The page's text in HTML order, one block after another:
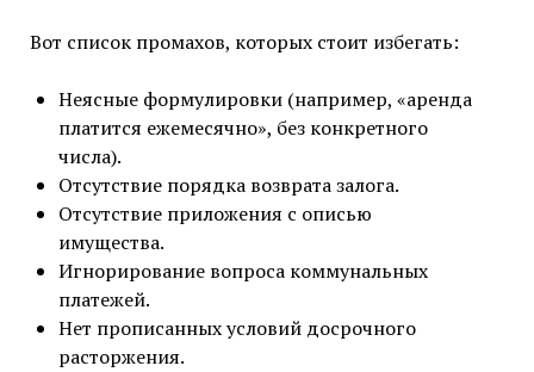
Вот список промахов, которых стоит избегать:
Неясные формулировки (например, «аренда
платится ежемесячно», без конкретного
числа).
Отсутствие порядка возврата залога.
Отсутствие приложения с описью
имущества.
Игнорирование вопроса коммунальных
платежей.
Нет прописанных условий досрочного
расторжения.